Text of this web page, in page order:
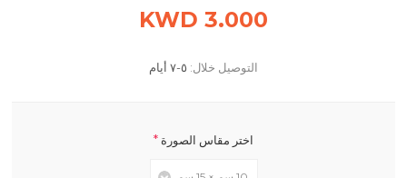
3.000 KWD
التوصيل خلال: ٥-٧ أيام
اختر مقاس الصورة *